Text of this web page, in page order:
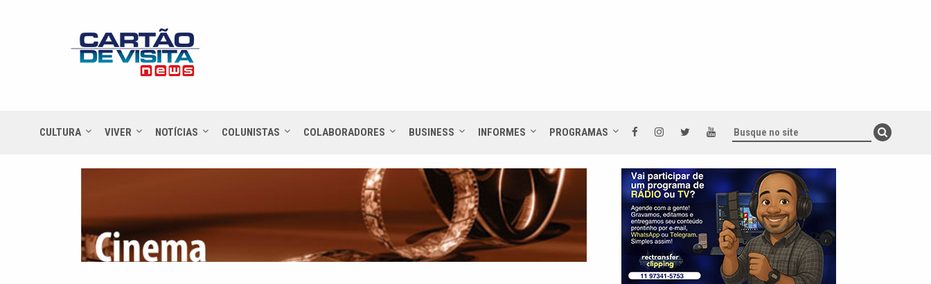
CULTURA VIVER NOTÍCIAS COLUNISTAS COLABORADORES BUSINESS INFORMES PROGRAMAS